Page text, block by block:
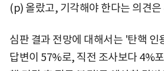
(p) 올랐고, 기각해야 한다는 의견
심판 결과 전망에 대해서는 '탄핵 인
답변이 57%로, 직전 조사보다 4%